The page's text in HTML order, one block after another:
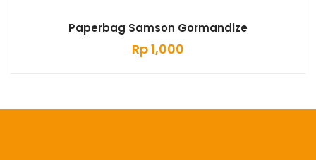
Paperbag Samson Gormandize
Rp1,000